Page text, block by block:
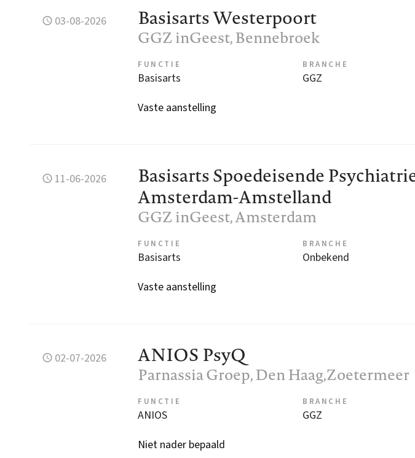
03-08-2026 Basisarts Westerpoort
GGZ inGeest, Bennebroek
FUNCTIE
Basisarts
BRANCHE
GGZ
Vaste aanstelling
11-06-2026
Basisarts Spoedeisende
Amsterdam-Amstelland
GGZ inGeest, Amsterdam
FUNCTIE
Basisarts
BRANCHE
Onbekend
Vaste aanstelling
02-07-2026 ANIOS PsyQ
Parnassia Groep, Den Haag,Zoetermeer
FUNCTIE
ANIOS
BRANCHE
GGZ
Niet nader bepaald